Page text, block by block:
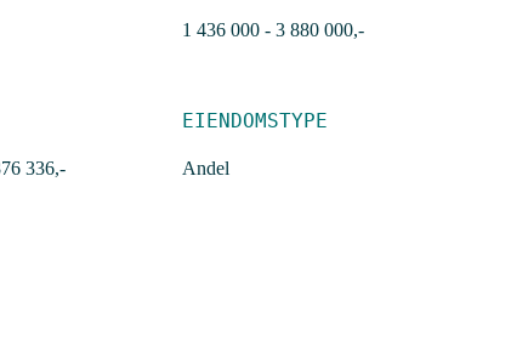
1 436 000 - 3 880 000,-
336,-
EIENDOMSTYPE
Andel